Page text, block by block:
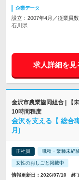
企業データ
設立：2007年4月／従業員
石川県
求人詳細を見
金沢市農業協同組合 | 【
10時間程度
金沢を支える【 総合
月)
正社員 職種・業種未経
女性のおしごと掲載中
情報更新日：2026/07/10 終